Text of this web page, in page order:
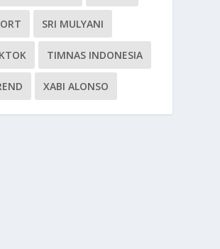
SRI MULYANI
TIMNAS INDONESIA
XABI ALONSO